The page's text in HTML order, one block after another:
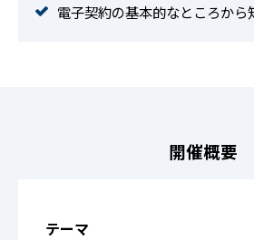
電子契約の基本的なところから
開催概要
テーマ